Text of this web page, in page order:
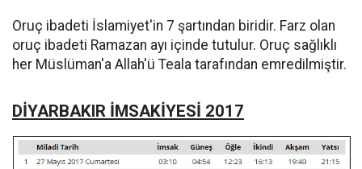
Oruç ibadeti İslamiyet'in 7 şartından biridir. Farz olan
oruç ibadeti Ramazan ayı içinde tutulur. Oruç sağlıklı
her Müslüman'a Allah'ü Teala tarafından emredilmiştir.
DİYARBAKIR İMSAKİYESİ 2017